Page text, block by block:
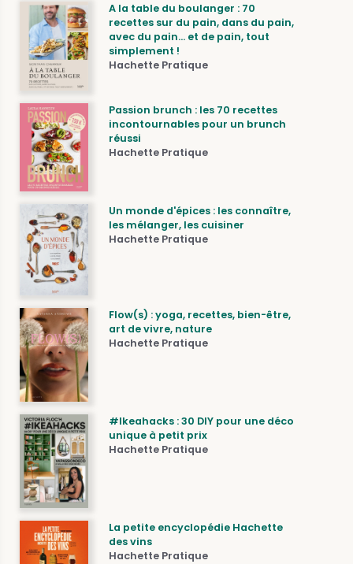
A la table du boulanger : 70
recettes sur du pain, dans du pain,
avec du pain... et de pain, tout
simplement !
Hachette Pratique
Passion brunch : les 70 recettes
incontournables pour un brunch
réussi
Hachette Pratique
Un monde d'épices : les connaître,
les mélanger, les cuisiner
Hachette Pratique
Flow(s) : yoga, recettes, bien-être,
art de vivre, nature
Hachette Pratique
#Ikeahacks : 30 DIY pour une déco
unique à petit prix
Hachette Pratique
La petite encyclopédie Hachette
des vins
Hachette Pratique